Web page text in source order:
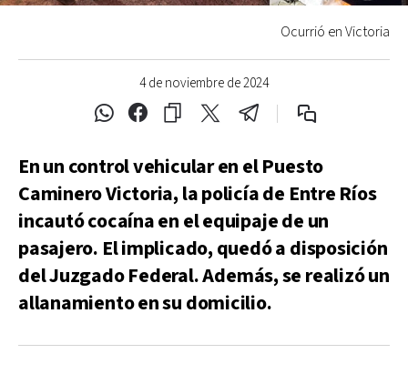
4 de noviembre de 2024
Ocurrió en Victoria
En un control vehicular en el Puesto
Caminero Victoria, la policía de Entre Ríos
incautó cocaína en el equipaje de un
pasajero. El implicado, quedó a disposición
del Juzgado Federal. Además, se realizó un
allanamiento en su domicilio.